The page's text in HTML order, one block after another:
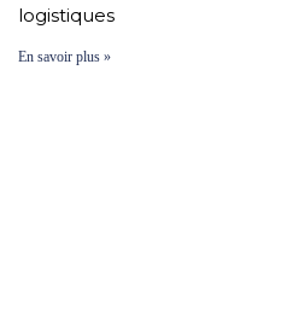
logistiques
En savoir plus »